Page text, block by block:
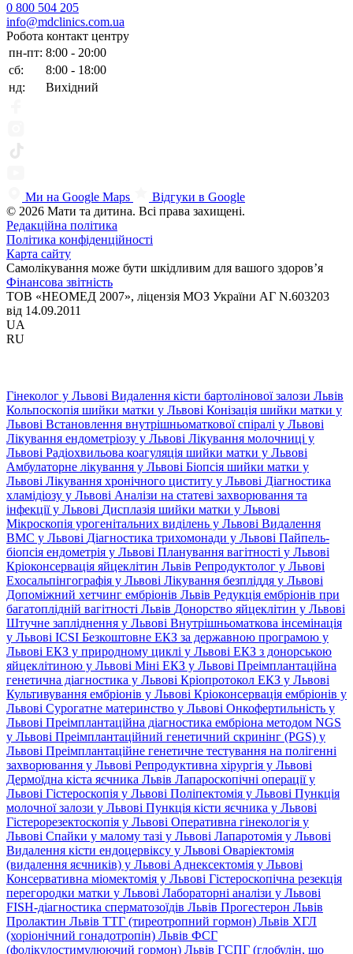
0 800 504 205
info@mdclinics.com.ua
Робота контакт центру
пн-пт: 8:00 - 20:00
сб:
8:00 - 18:00
нд:
Вихідний
Ми на Google Maps
Відгуки в Google
© 2026 Мати та дитина. Всі права захищені.
Редакційна політика
Політика конфіденційності
Карта сайту
Самолікування може бути шкідливим для вашого здоров’я
Фінансова звітність
ТОВ «НЕОМЕД 2007», ліцензія МОЗ України АГ N.603203
від 14.09.2011
UA
RU
Гінеколог у Львові Видалення кісти бартолінової залози Львів
Кольпоскопія шийки матки у Львові Конізація шийки матки у
Львові Встановлення внутрішньоматкової спіралі у Львові
Лікування ендометріозу у Львові Лікування молочниці у
Львові Радіохвильова коагуляція шийки матки у Львові
Амбулаторне лікування у Львові Біопсія шийки матки у
Львові Лікування хронічного циститу у Львові Діагностика
хламідіозу у Львові Аналізи на статеві захворювання та
інфекції у Львові Дисплазія шийки матки у Львові
Мікроскопія урогенітальних виділень у Львові Видалення
ВМС у Львові Діагностика трихомонади у Львові Пайпель-
біопсія ендометрія у Львові Планування вагітності у Львові
Кріоконсервація яйцеклітин Львів Репродуктолог у Львові
Ехосальпінгографія у Львові Лікування безпліддя у Львові
Допоміжний хетчинг ембріонів Львів Редукція ембріонів при
багатоплідній вагітності Львів Донорство яйцеклітин у Львові
Штучне запліднення у Львові Внутрішньоматкова інсемінація
у Львові ICSI Безкоштовне ЕКЗ за державною програмою у
Львові ЕКЗ у природному циклі у Львові ЕКЗ з донорською
яйцеклітиною у Львові Міні ЕКЗ у Львові Преімплантаційна
генетична діагностика у Львові Кріопротокол ЕКЗ у Львові
Культивування ембріонів у Львові Кріоконсервація ембріонів у
Львові Сурогатне материнство у Львові Онкофертильність у
Львові Преімплантаційна діагностика ембріона методом NGS
у Львові Преімплантаційний генетичний скринінг (PGS) у
Львові Преімплантаційне генетичне тестування на полігенні
захворювання у Львові Репродуктивна хірургія у Львові
Дермоїдна кіста яєчника Львів Лапароскопічні операції у
Львові Гістероскопія у Львові Поліпектомія у Львові Пункція
молочної залози у Львові Пункція кісти яєчника у Львові
Гістерорезектоскопія у Львові Оперативна гінекологія у
Львові Спайки у малому тазі у Львові Лапаротомія у Львові
Видалення кісти ендоцервіксу у Львові Оваріектомія
(видалення яєчників) у Львові Аднексектомія у Львові
Консервативна міомектомія у Львові Гістероскопічна резекція
перегородки матки у Львові Лабораторні аналізи у Львові
FISH-діагностика сперматозоїдів Львів Прогестерон Львів
Пролактин Львів ТТГ (тиреотропний гормон) Львів ХГЛ
(хоріонічний гонадотропін) Львів ФСГ
(фолікулостимулюючий гормон) Львів ГСПГ (глобулін, що